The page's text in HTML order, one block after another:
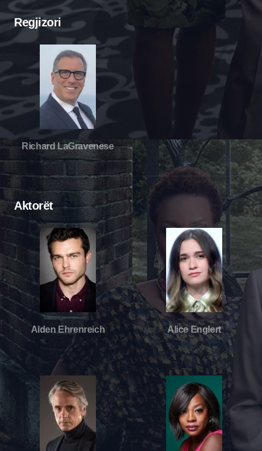
Regjizori
Richard LaGravenese
Aktorët
Alden Ehrenreich Alice Englert